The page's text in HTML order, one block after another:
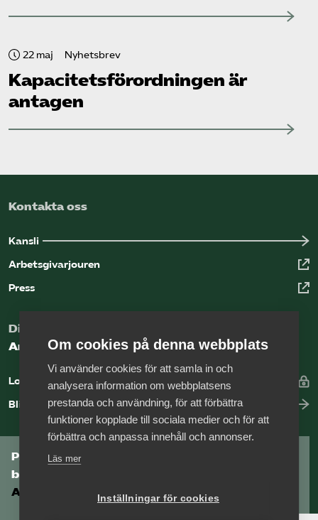
22 maj Nyhetsbrev
Kapacitets­förordningen är
antagen
Kontakta oss
Kansli
Arbetsgivarjouren
Press
Digital kunskapsbank för arbetsgivare
Arbetsgivarguiden
Logga in
Bli medlem
Prenumerera på Tågföretagens
branschnyhetsbrev
Aktuell info direkt i din inkorg.
Om cookies på denna webbplats
Vi använder cookies för att samla in och
analysera information om webbplatsens
prestanda och användning, för att förbättra
funktioner kopplade till sociala medier och för att
förbättra och anpassa innehåll och annonser.
Läs mer
Inställningar för cookies